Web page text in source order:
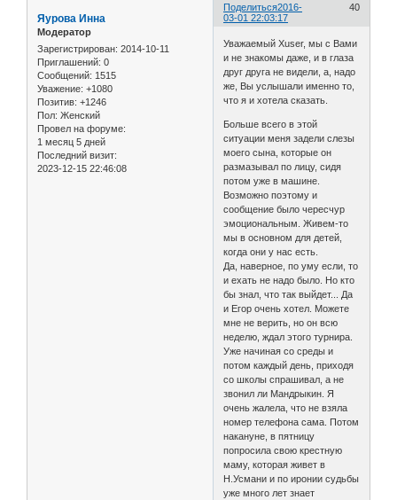
Поделиться 40
2016-
03-01 22:03:17
Яурова Инна
Модератор
Зарегистрирован: 2014-10-11
Приглашений: 0
Сообщений: 1515
Уважение: +1080
Позитив: +1246
Пол: Женский
Провел на форуме:
1 месяц 5 дней
Последний визит:
2023-12-15 22:46:08
Уважаемый Xuser, мы с Вами
и не знакомы даже, и в глаза
друг друга не видели, а, надо
же, Вы услышали именно то,
что я и хотела сказать.
Больше всего в этой
ситуации меня задели слезы
моего сына, которые он
размазывал по лицу, сидя
потом уже в машине.
Возможно поэтому и
сообщение было чересчур
эмоциональным. Живем-то
мы в основном для детей,
когда они у нас есть.
Да, наверное, по уму если, то
и ехать не надо было. Но кто
бы знал, что так выйдет... Да
и Егор очень хотел. Можете
мне не верить, но он всю
неделю, ждал этого турнира.
Уже начиная со среды и
потом каждый день, приходя
со школы спрашивал, а не
звонил ли Мандрыкин. Я
очень жалела, что не взяла
номер телефона сама. Потом
накануне, в пятницу
попросила свою крестную
маму, которая живет в
Н.Усмани и по иронии судьбы
уже много лет знает